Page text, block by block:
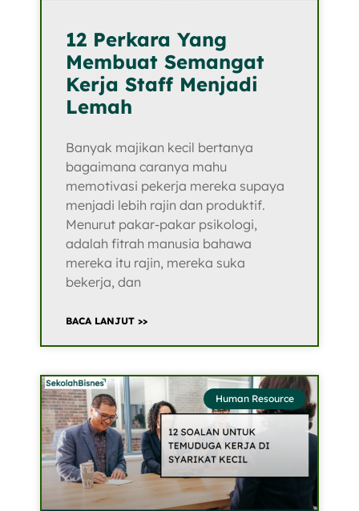
12 Perkara Yang
Membuat Semangat
Kerja Staff Menjadi
Lemah
Banyak majikan kecil bertanya
bagaimana caranya mahu
memotivasi pekerja mereka supaya
menjadi lebih rajin dan produktif.
Menurut pakar-pakar psikologi,
adalah fitrah manusia bahawa
mereka itu rajin, mereka suka
bekerja, dan
BACA LANJUT >>
Human Resource